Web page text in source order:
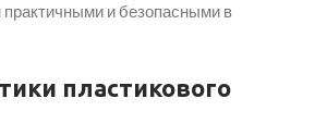
практичными и безопасными в
пластикового